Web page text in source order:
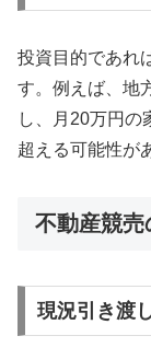
投資目的であれ
す。例えば、地
し、月20万円の
超える可能性が
不動産競売
現況引き渡